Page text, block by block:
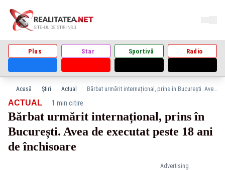
Plus Star Sportivă Radio
Acasă Știri Actual Bărbat urmărit internațional, prins în București. Avea de executat peste 18 ani de închisoare
Advertising
ACTUAL· 1 min citire
Bărbat urmărit internațional, prins în
București. Avea de executat peste 18 ani
de închisoare